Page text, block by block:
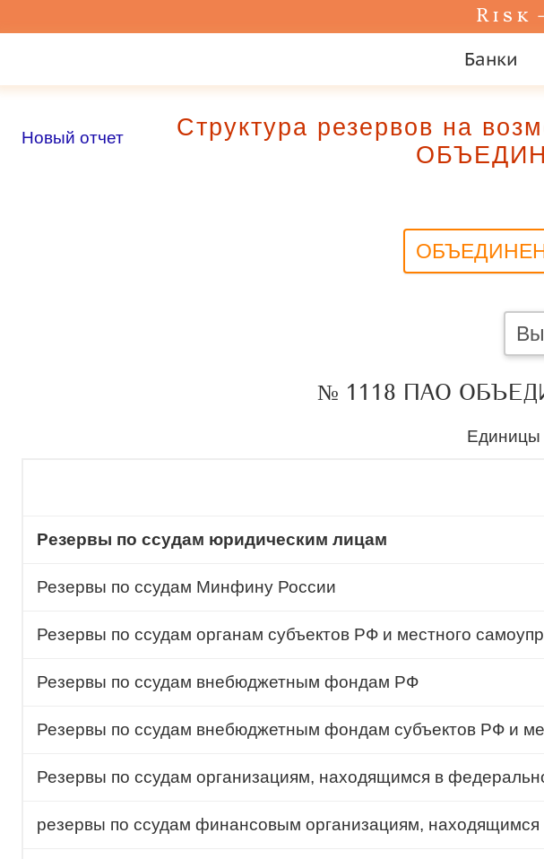
Risk
Банки
Новый отчет
Структура резервов на
№ 1118 ПАО
Единицы
Резервы по ссудам юридическим лицам
Резервы по ссудам Минфину России
Резервы по ссудам органам субъектов РФ и местного
Резервы по ссудам внебюджетным фондам РФ
Резервы по ссудам внебюджетным фондам субъектов РФ и
Резервы по ссудам организациям, находящимся в
резервы по ссудам финансовым организациям,